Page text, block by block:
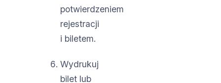
potwierdzeniem
rejestracji
i biletem.
Wydrukuj
bilet lub